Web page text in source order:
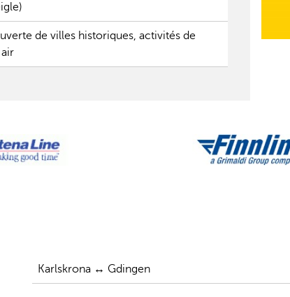
de villes historiques, activités de
Karlskrona ↔ Gdingen